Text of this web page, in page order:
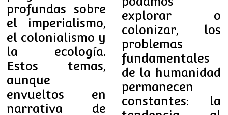
profundas sobre
el imperialismo,
el colonialismo y
la ecología.
Estos temas,
aunque
envueltos en
narrativa de
explorar o
colonizar, los
problemas
fundamentales
de la humanidad
permanecen
constantes: la